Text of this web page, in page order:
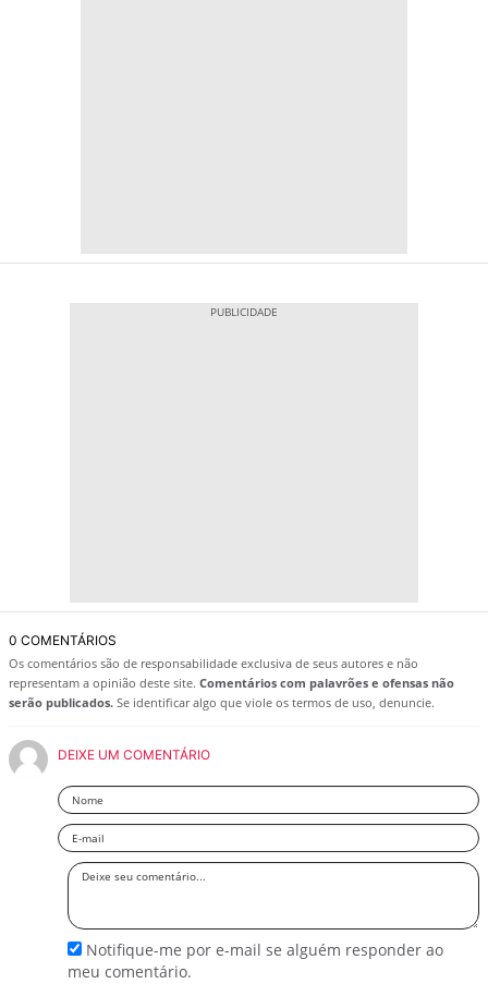
0 COMENTÁRIOS
Os comentários são de responsabilidade exclusiva de seus autores e não
representam a opinião deste site. Comentários com palavrões e ofensas não
serão publicados. Se identificar algo que viole os termos de uso, denuncie.
DEIXE UM COMENTÁRIO
Nome
Email
Deixe
Notifique-me por e-mail se alguém responder ao
meu comentário.